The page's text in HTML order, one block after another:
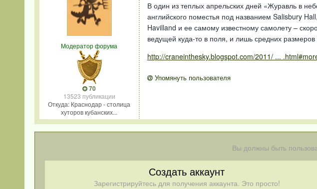
Модератор форума
70
13523 публикации
Откуда: Краснодар - столица
хуторов кубанских...
В один из теплых апрельских дней «Журавль в
английского поместья под названием Salisbury
Havilland и ее самому известному самолету –
ведущей куда-то в поля, и лишь средних
http://craneinthesky.blogspot.com/2011/ ...
Упомянуть пользователя
Вы должны быть
Создать аккаунт
Зарегистрируйтесь для получения аккаунта. Это просто!